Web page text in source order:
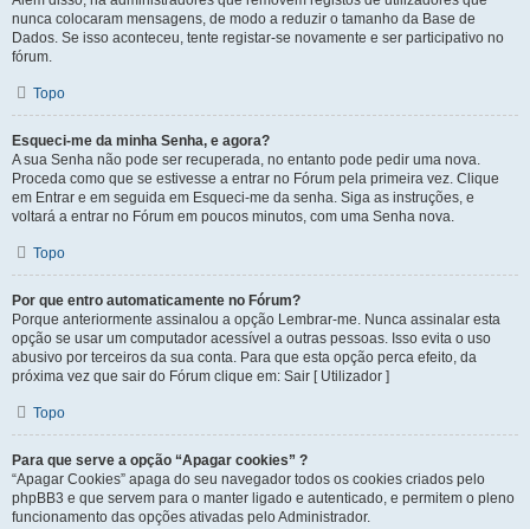
nunca colocaram mensagens, de modo a reduzir o tamanho da Base de
Dados. Se isso aconteceu, tente registar-se novamente e ser participativo no
fórum.
Topo
Esqueci-me da minha Senha, e agora?
A sua Senha não pode ser recuperada, no entanto pode pedir uma nova.
Proceda como que se estivesse a entrar no Fórum pela primeira vez. Clique
em Entrar e em seguida em Esqueci-me da senha. Siga as instruções, e
voltará a entrar no Fórum em poucos minutos, com uma Senha nova.
Topo
Por que entro automaticamente no Fórum?
Porque anteriormente assinalou a opção Lembrar-me. Nunca assinalar esta
opção se usar um computador acessível a outras pessoas. Isso evita o uso
abusivo por terceiros da sua conta. Para que esta opção perca efeito, da
próxima vez que sair do Fórum clique em: Sair [ Utilizador ]
Topo
Para que serve a opção “Apagar cookies” ?
“Apagar Cookies” apaga do seu navegador todos os cookies criados pelo
phpBB3 e que servem para o manter ligado e autenticado, e permitem o pleno
funcionamento das opções ativadas pelo Administrador.